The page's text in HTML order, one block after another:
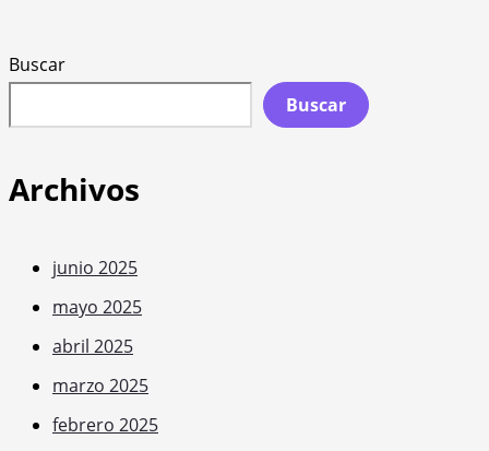
Buscar
Buscar
Archivos
junio 2025
mayo 2025
abril 2025
marzo 2025
febrero 2025